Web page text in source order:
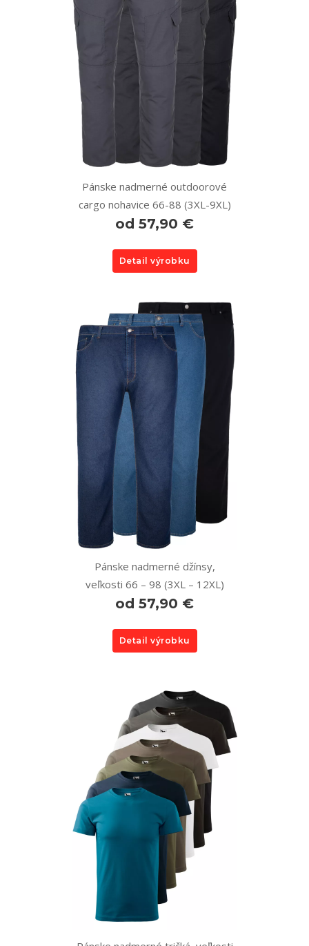
Pánske nadmerné outdoorové
cargo nohavice 66-88 (3XL-9XL)
od 57,90 €
Detail výrobku
Pánske nadmerné džínsy,
veľkosti 66 – 98 (3XL – 12XL)
od 57,90 €
Detail výrobku